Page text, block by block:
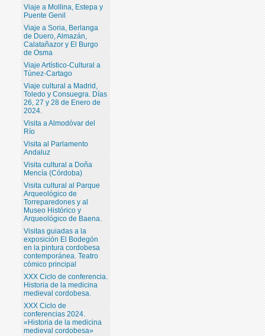
Viaje a Mollina, Estepa y
Puente Genil
Viaje a Soria, Berlanga
de Duero, Almazán,
Calatañazor y El Burgo
de Osma
Viaje Artístico-Cultural a
Túnez-Cartago
Viaje cultural a Madrid,
Toledo y Consuegra. Días
26, 27 y 28 de Enero de
2024.
Visita a Almodóvar del
Río
Visita al Parlamento
Andaluz
Visita cultural a Doña
Mencía (Córdoba)
Visita cultural al Parque
Arqueológico de
Torreparedones y al
Museo Histórico y
Arqueológico de Baena.
Visitas guiadas a la
exposición El Bodegón
en la pintura cordobesa
contemporánea. Teatro
cómico principal
XXX Ciclo de conferencia.
Historia de la medicina
medieval cordobesa.
XXX Ciclo de
conferencias 2024.
«Historia de la medicina
medieval cordobesa»